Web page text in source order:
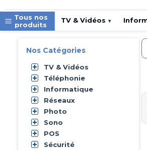
Tous nos
produits
TV & Vidéos ▾
Nos Catégories
TV & Vidéos
Téléphonie
Informatique
Réseaux
Photo
Sono
POS
Sécurité